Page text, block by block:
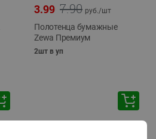
7.90
3.99 руб./шт
Полотенца бумажные
Zewa Премиум
2шт в уп